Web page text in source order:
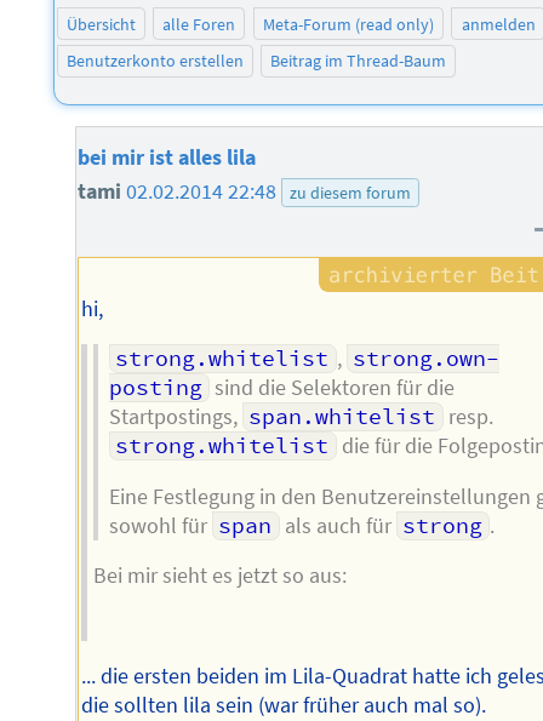
Übersicht alle Foren Meta-Forum (read only)
anmelden
Benutzerkonto erstellen
Beitrag im Thread-Baum
bei mir ist alles lila
tami02.02.2014 22:48 zu diesem forum
hi,
strong.whitelist , strong.own-
posting sind die Selektoren für die
Startpostings, span.whitelist resp.
strong.whitelist die für die
Eine Festlegung in den Benutzereinstellungen
sowohl für span als auch für strong .
Bei mir sieht es jetzt so aus:
... die ersten beiden im Lila-Quadrat hatte ich
die sollten lila sein (war früher auch mal so).